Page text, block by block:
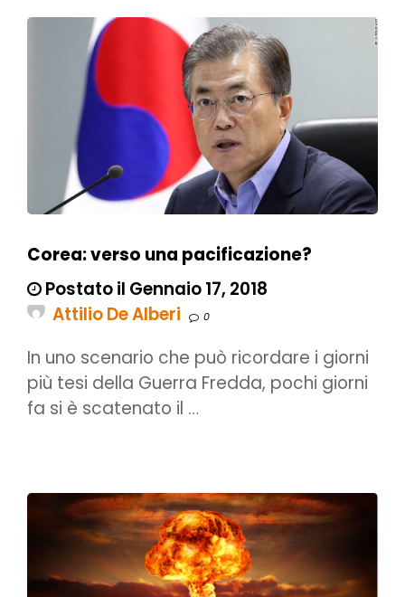
Corea: verso una pacificazione?
Postato il Gennaio 17, 2018
Attilio De Alberi
0
In uno scenario che può ricordare i giorni
più tesi della Guerra Fredda, pochi giorni
fa si è scatenato il …